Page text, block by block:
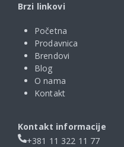
Brzi linkovi
Početna
Prodavnica
Brendovi
Blog
O nama
Kontakt
Kontakt informacije
+381 11 322 11 77